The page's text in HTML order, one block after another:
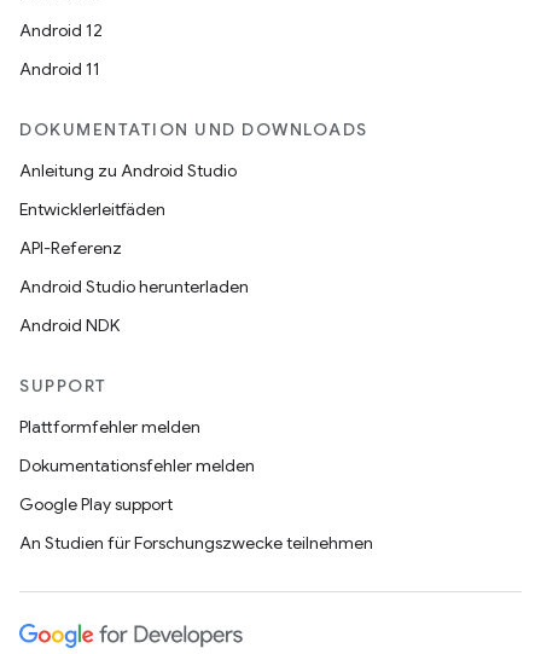
Android 12
Android 11
DOKUMENTATION UND DOWNLOADS
Anleitung zu Android Studio
Entwicklerleitfäden
API-Referenz
Android Studio herunterladen
Android NDK
SUPPORT
Plattformfehler melden
Dokumentationsfehler melden
Google Play support
An Studien für Forschungszwecke teilnehmen